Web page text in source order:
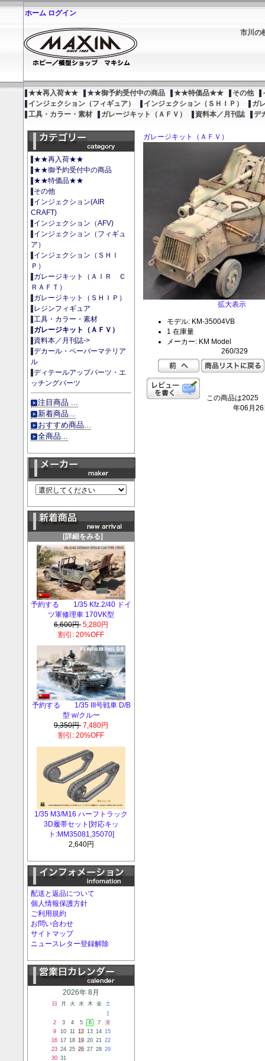
ホーム ログイン
市川の
★★再入荷★★ ★★御予約受付中の商品 ★★特価品★★ その他
インジェクション（フィギュア）
インジェクション（ＳＨＩＰ）
ガ
工具・カラー・素材
ガレージキット（ＡＦＶ） 資料本／月刊誌 デ
★★再入荷★★
★★御予約受付中の商品
★★特価品★★
その他
インジェクション(AIR
CRAFT)
インジェクション（AFV)
インジェクション（フィギュ
ア）
インジェクション（ＳＨＩ
Ｐ）
ガレージキット（ＡＩＲ Ｃ
ＲＡＦＴ）
ガレージキット（ＳＨＩＰ）
レジンフィギュア
工具・カラー・素材
ガレージキット（ＡＦＶ）
資料本／月刊誌->
デカール・ペーパーマテリア
ル
ディテールアップパーツ・エ
ッチングパーツ
注目商品 ...
新着商品...
おすすめ商品...
全商品...
[詳細をみる]
予約する 1/35 Kfz.2/40 ドイ
ツ軍修理車 170VK型
6,600円 5,280円
割引: 20%OFF
予約する 1/35 III号戦車 D/B
型 w/クルー
9,350円 7,480円
割引: 20%OFF
1/35 M3/M16 ハーフトラック
3D履帯セット[対応キッ
ト:MM35081,35070]
2,640円
配送と返品について
個人情報保護方針
ご利用規約
お問い合わせ
サイトマップ
ニュースレター登録解除
2026年 8月
日 月 火 水 木 金
土
1
2
3 4 5 6 7
8
9
10 11 12 13 14 15
16 17 18 19 20 21 22
23 24 25 26 27 28 29
30 31
ガレージキット（ＡＦＶ）
拡大表示
モデル: KM-35004VB
1 在庫量
メーカー: KM Model
260/329
この商品は2025
年06月